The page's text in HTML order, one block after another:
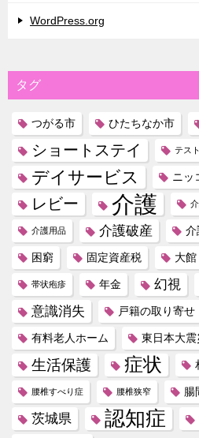
WordPress.org
タグ
つがる市 ひたちなか市
ショートステイ テスト
デイサービス ニッ
レビー 介護
介護用品 介護破産 介
困窮 固定資産税 大館
帯状疱疹 年金 幻視
意識消失
戸籍の取り寄せ
有料老人ホーム 東日本大震
生活保護 症状
腰椎すべり症 腰椎狭窄 腸
茨城県 認知症